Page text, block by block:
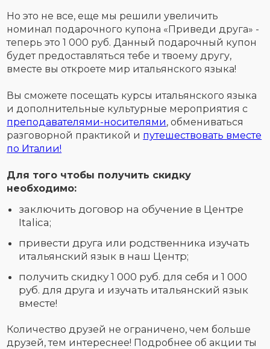
Но это не все, еще мы решили увеличить
номинал подарочного купона «Приведи друга» -
теперь это 1 000 руб. Данный подарочный купон
будет предоставляться тебе и твоему другу,
вместе вы откроете мир итальянского языка!
Вы сможете посещать курсы итальянского языка
и дополнительные культурные мероприятия с
преподавателями-носителями, обмениваться
разговорной практикой и путешествовать вместе
по Италии!
Для того чтобы получить скидку
необходимо:
заключить договор на обучение в Центре
Italica;
привести друга или родственника изучать
итальянский язык в наш Центр;
получить скидку 1 000 руб. для себя и 1 000
руб. для друга и изучать итальянский язык
вместе!
Количество друзей не ограничено, чем больше
друзей, тем интереснее! Подробнее об акции ты